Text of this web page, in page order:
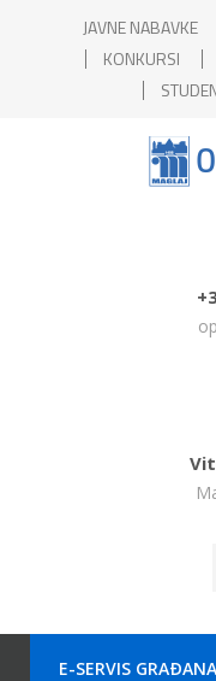
JAVNE NABAVKE
KONKURSI
E-SERVIS GRAÐANA